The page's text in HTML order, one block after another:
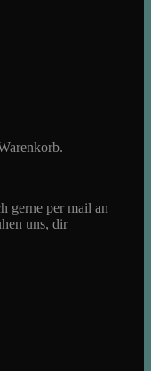
gerne per mail an
uns, dir